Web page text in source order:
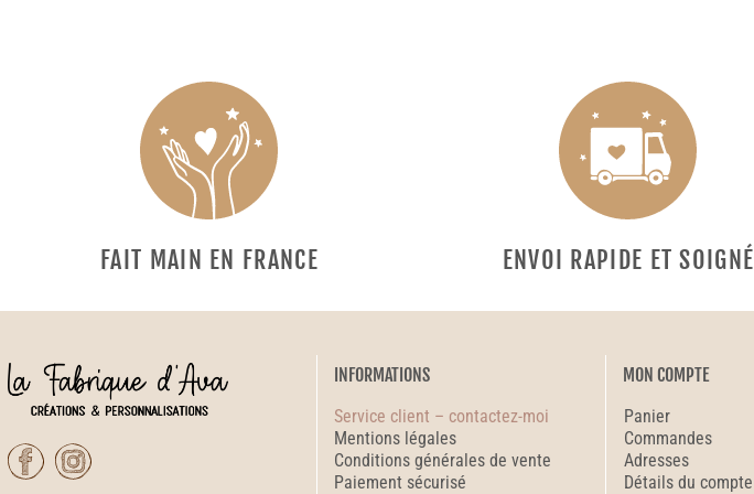
FAIT MAIN EN FRANCE ENVOI RAPIDE ET SOIGNÉ
INFORMATIONS
Service client – contactez-moi
Mentions légales
Conditions générales de vente
Paiement sécurisé
MON COMPTE
Panier
Commandes
Adresses
Détails du compte